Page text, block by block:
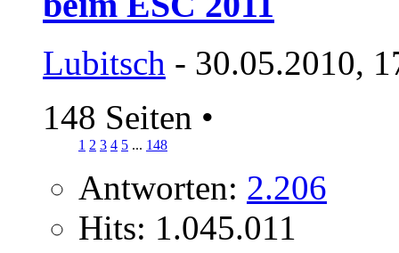
Lubitsch - 30.05.2010,
148 Seiten •
1 2 3 4 5 ... 148
Antworten: 2.206
Hits: 1.045.011